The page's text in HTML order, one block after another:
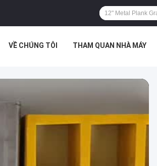
VỀ CHÚNG TÔI THAM QUAN NHÀ MÁY